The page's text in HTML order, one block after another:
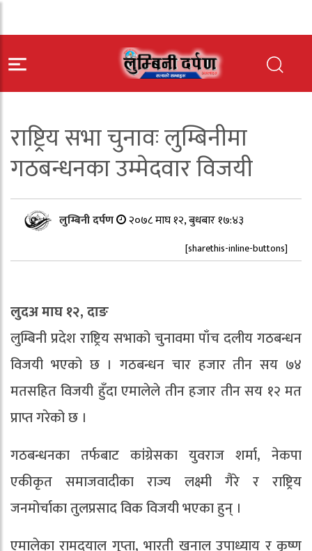
राष्ट्रिय सभा चुनावः लुम्बिनीमा
गठबन्धनका उम्मेदवार विजयी
लुम्बिनी दर्पण २०७८ माघ १२, बुधबार १७:४३
[sharethis-inline-buttons]
लुदअ माघ १२, दाङ
लुम्बिनी प्रदेश राष्ट्रिय सभाको चुनावमा पाँच दलीय गठबन्धन
विजयी भएको छ । गठबन्धन चार हजार तीन सय ७४
मतसहित विजयी हुँदा एमालेले तीन हजार तीन सय १२ मत
प्राप्त गरेको छ ।
गठबन्धनका तर्फबाट कांग्रेसका युवराज शर्मा, नेकपा
एकीकृत समाजवादीका राज्य लक्ष्मी गैरे र राष्ट्रिय
जनमोर्चाका तुलप्रसाद विक विजयी भएका हुन् ।
एमालेका रामदयाल गुप्ता, भारती खनाल उपाध्याय र कृष्ण